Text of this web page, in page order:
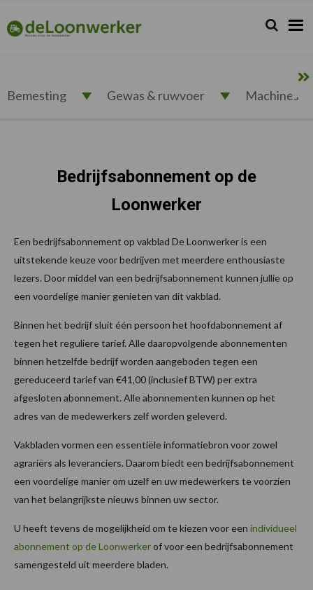
de
hoofdnavigatie
de
hoofd
de
voettekst
deloonwerker.nl Zoeken...
Zoek
Bemesting Gewas & ruwvoer Machines
Bedrijfsabonnement op de
Loonwerker
Een bedrijfsabonnement op vakblad De Loonwerker is een
uitstekende keuze voor bedrijven met meerdere enthousiaste
lezers. Door middel van een bedrijfsabonnement kunnen jullie op
een voordelige manier genieten van dit vakblad.
Binnen het bedrijf sluit één persoon het hoofdabonnement af
tegen het reguliere tarief. Alle daaropvolgende abonnementen
binnen hetzelfde bedrijf worden aangeboden tegen een
gereduceerd tarief van €41,00 (inclusief BTW) per extra
afgesloten abonnement. Alle abonnementen kunnen op het
adres van de medewerkers zelf worden geleverd.
Vakbladen vormen een essentiële informatiebron voor zowel
agrariërs als leveranciers. Daarom biedt een bedrijfsabonnement
een voordelige manier om uzelf en uw medewerkers te voorzien
van het belangrijkste nieuws binnen uw sector.
U heeft tevens de mogelijkheid om te kiezen voor een individueel
abonnement op de Loonwerkerof voor een bedrijfsabonnement
samengesteld uit meerdere bladen.